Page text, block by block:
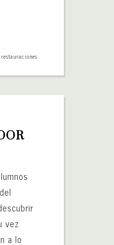
restauraciones
vez
a lo